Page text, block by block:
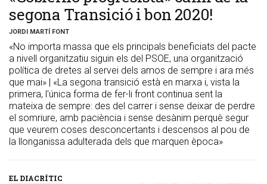
segona Transició i bon 2020!
JORDI MARTÍ FONT
«No importa massa que els principals beneficiats del pacte
a nivell organitzatiu siguin els del PSOE, una organització
política de dretes al servei dels amos de sempre i ara més
que mai» | «La segona transició està en marxa i, vista la
primera, l'única forma de fer-li front continua sent la
mateixa de sempre: des del carrer i sense deixar de perdre
el somriure, amb paciència i sense desànim perquè segur
que veurem coses desconcertants i descensos al pou de
la llonganissa adulterada dels que marquen època»
EL DIACRÍTIC